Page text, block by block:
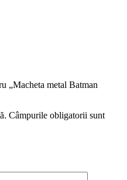
„Macheta metal Batman
Câmpurile obligatorii sunt